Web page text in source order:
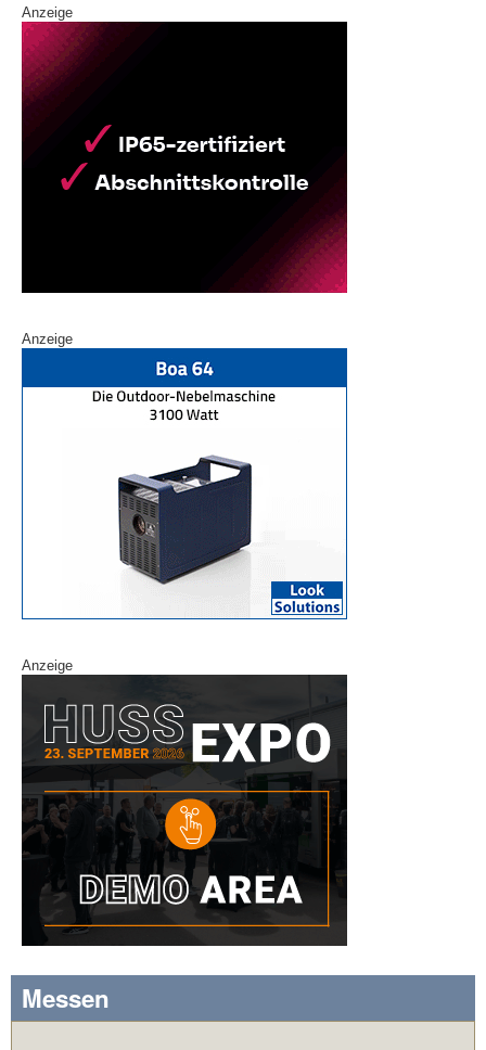
Anzeige
Anzeige
Anzeige
Messen